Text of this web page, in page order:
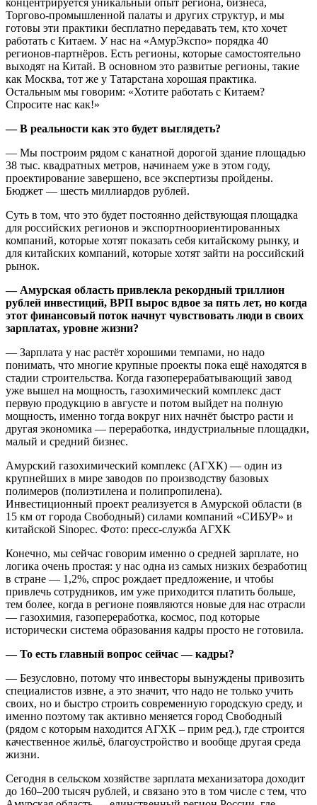
Торгово-промышленной палаты и других структур, и мы
готовы эти практики бесплатно передавать тем, кто хочет
работать с Китаем. У нас на «АмурЭкспо» порядка 40
регионов-партнёров. Есть регионы, которые самостоятельно
выходят на Китай. В основном это развитые регионы, такие
как Москва, тот же у Татарстана хорошая практика.
Остальным мы говорим: «Хотите работать с Китаем?
Спросите нас как!»
— В реальности как это будет выглядеть?
— Мы построим рядом с канатной дорогой здание площадью
38 тыс. квадратных метров, начинаем уже в этом году,
проектирование завершено, все экспертизы пройдены.
Бюджет — шесть миллиардов рублей.
Суть в том, что это будет постоянно действующая площадка
для российских регионов и экспортноориентированных
компаний, которые хотят показать себя китайскому рынку, и
для китайских компаний, которые хотят зайти на российский
рынок.
— Амурская область привлекла рекордный триллион
рублей инвестиций, ВРП вырос вдвое за пять лет, но когда
этот финансовый поток начнут чувствовать люди в своих
зарплатах, уровне жизни?
— Зарплата у нас растёт хорошими темпами, но надо
понимать, что многие крупные проекты пока ещё находятся в
стадии строительства. Когда газоперерабатывающий завод
уже вышел на мощность, газохимический комплекс даст
первую продукцию в августе и потом выйдет на полную
мощность, именно тогда вокруг них начнёт быстро расти и
другая экономика — переработка, индустриальные площадки,
малый и средний бизнес.
Амурский газохимический комплекс (АГХК) — один из
крупнейших в мире заводов по производству базовых
полимеров (полиэтилена и полипропилена).
Инвестиционный проект реализуется в Амурской области (в
15 км от города Свободный) силами компаний «СИБУР» и
китайской Sinopec. Фото: пресс-служба АГХК
Конечно, мы сейчас говорим именно о средней зарплате, но
логика очень простая: у нас одна из самых низких безработиц
в стране — 1,2%, спрос рождает предложение, и чтобы
привлечь сотрудников, им уже приходится платить больше,
тем более, когда в регионе появляются новые для нас отрасли
— газохимия, газопереработка, космос, под которые
исторически система образования кадры просто не готовила.
— То есть главный вопрос сейчас — кадры?
— Безусловно, потому что инвесторы вынуждены привозить
специалистов извне, а это значит, что надо не только учить
своих, но и быстро строить современную городскую среду, и
именно поэтому так активно меняется город Свободный
(рядом с которым находится АГХК – прим ред.), где строится
качественное жильё, благоустройство и вообще другая среда
жизни.
Сегодня в сельском хозяйстве зарплата механизатора доходит
до 160–200 тысяч рублей, и связано это в том числе с тем, что